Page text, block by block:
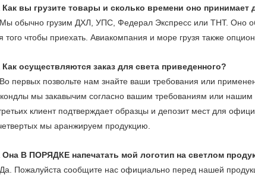
Как вы грузите товары и сколько времени оно принимает
обычно грузим ДХЛ, УПС, Федерал Экспресс или ТНТ. Оно
того чтобы приехать. Авиакомпания и море грузя также
Как осуществляются заказ для света приведенного?
первых позвольте нам знайте ваши требования или
мы закавычим согласно вашим требованиям или
клиент подтверждает образцы и депозит мест для
мы аранжируем продукцию.
Она В ПОРЯДКЕ напечатать мой логотип на светлом
Пожалуйста сообщите нас официально перед нашей